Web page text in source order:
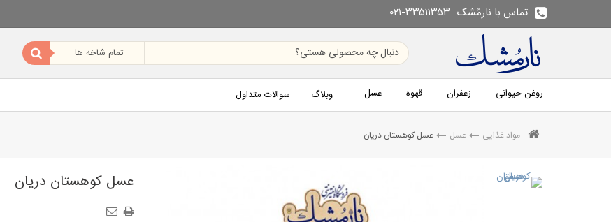
تماس با نارمُشک ۰۲۱-۳۳۵۱۱۳۵۳
روغن حیوانی زعفران قهوه عسل وبلاگ سوالات متداول
مواد غذایی عسل عسل کوهستان دریان
عسل کوهستان دریان